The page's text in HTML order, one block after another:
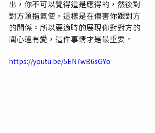
出，你不可以覺得這是應得的，然後對
對方頤指氣使，這樣是在傷害你跟對方
的關係。所以要適時的展現你對對方的
關心還有愛，這件事情才是最重要。
https://youtu.be/5EN7wB6sGYo